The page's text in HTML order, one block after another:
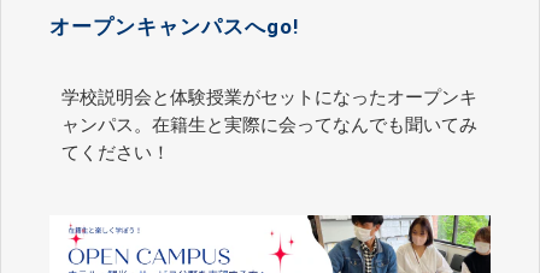
オープンキャンパスへgo!
学校説明会と体験授業がセットになったオープンキ
ャンパス。在籍生と実際に会ってなんでも聞いてみ
てください！